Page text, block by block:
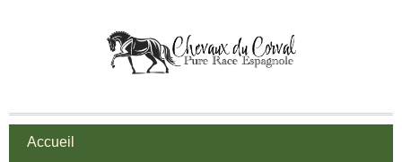
Accueil